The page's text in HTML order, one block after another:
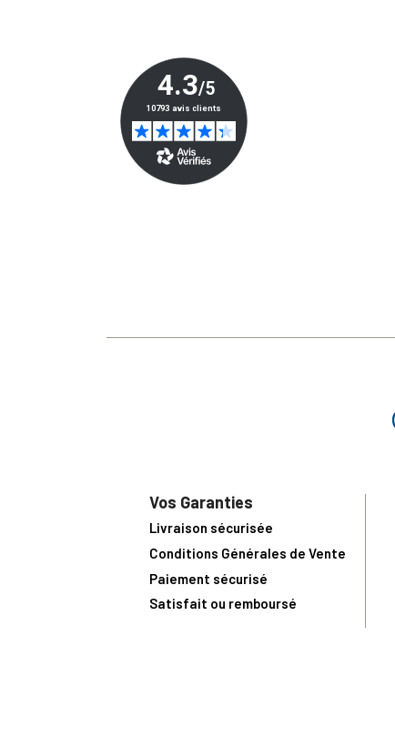
Vos Garanties
Livraison sécurisée
Conditions Générales de Vente
Paiement sécurisé
Satisfait ou remboursé